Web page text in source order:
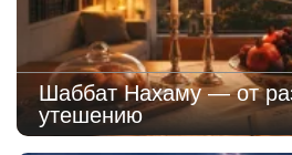
Шаббат Нахаму — от
утешению